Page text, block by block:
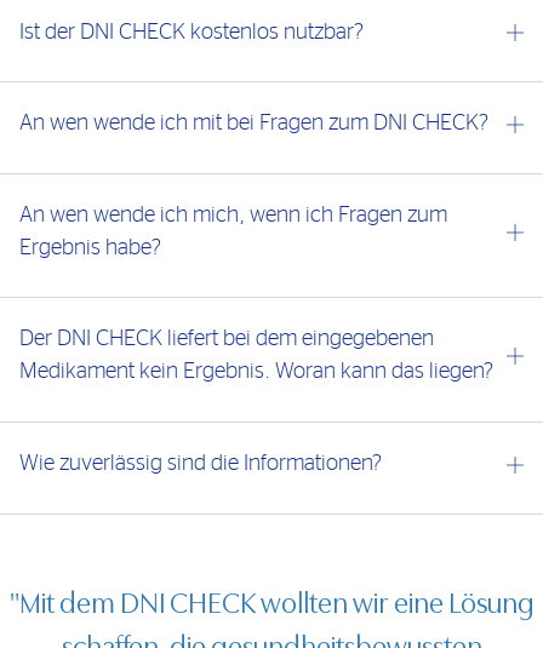
Ist der DNI CHECK kostenlos nutzbar?
An wen wende ich mit bei Fragen zum DNI CHECK?
An wen wende ich mich, wenn ich Fragen zum
Ergebnis habe?
Der DNI CHECK liefert bei dem eingegebenen
Medikament kein Ergebnis. Woran kann das liegen?
Wie zuverlässig sind die Informationen?
"Mit dem DNI CHECK wollten wir eine Lösung